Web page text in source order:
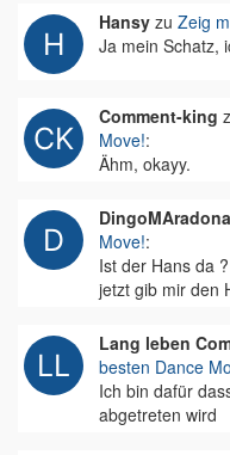
Hansy zu Zeig
Ja mein Schatz,
Comment-king
Move!:
Ähm, okayy.
DingoMAradona
Move!:
Ist der Hans da
jetzt gib mir den
Lang leben
besten Dance
Ich bin dafür
abgetreten wird